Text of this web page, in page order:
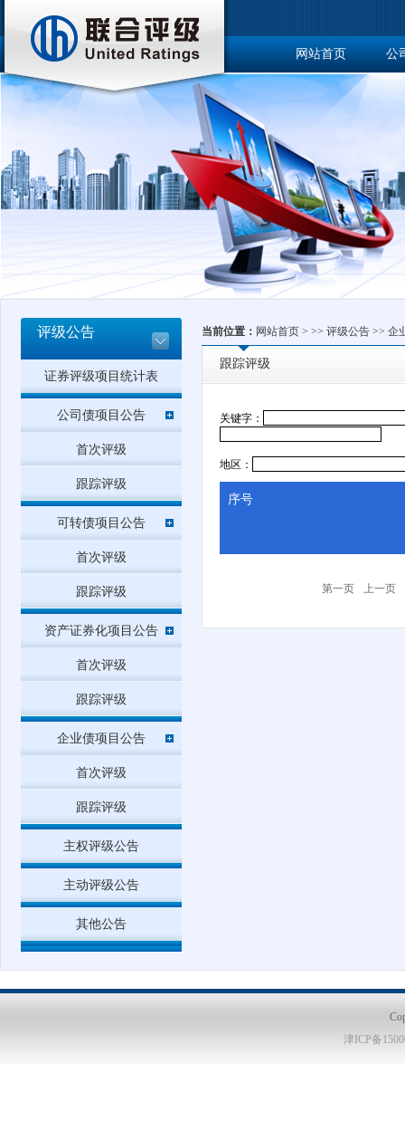
网站首页 公
博士后工作站
评级公告
证券评级项目统计表
公司债项目公告
首次评级
跟踪评级
可转债项目公告
首次评级
跟踪评级
资产证券化项目公告
首次评级
跟踪评级
企业债项目公告
首次评级
跟踪评级
主权评级公告
主动评级公告
其他公告
当前位置： 网站首页 > >> 评级公告 >> 企
跟踪评级
关键字：
地区：
序号
第一页 上一页
津ICP备